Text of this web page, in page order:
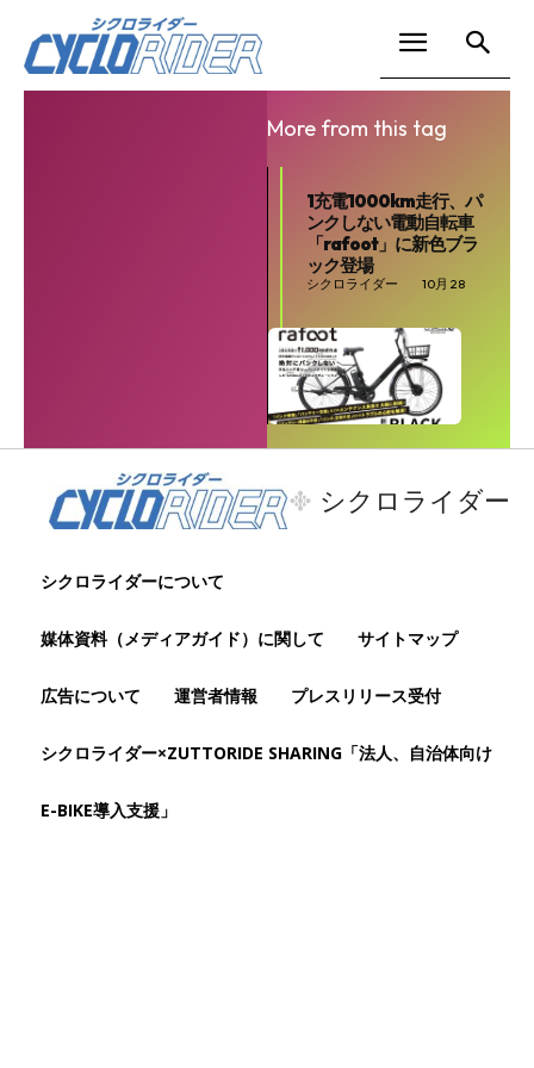
SEARCH...
More from this tag
1充電1000km走行、パ
ンクしない電動自転車
「rafoot」に新色ブラ
ック登場
シクロライダー 10月 28
シクロライダー
シクロライダーについて
媒体資料（メディアガイド）に関して サイトマップ
広告について 運営者情報 プレスリリース受付
シクロライダー×ZUTTORIDE SHARING「法人、自治体向け
E-BIKE導入支援」